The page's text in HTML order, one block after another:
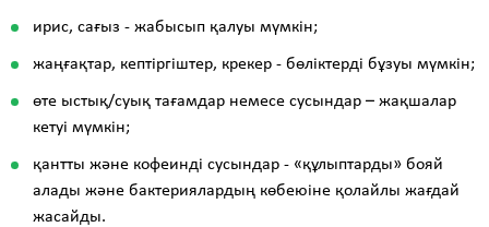
ирис, сағыз - жабысып қалуы мүмкін;
жаңғақтар, кептіргіштер, крекер - бөліктерді бұзуы мүмкін;
өте ыстық/суық тағамдар немесе сусындар – жақшалар
кетуі мүмкін;
қантты және кофеинді сусындар - «құлыптарды» бояй
алады және бактериялардың көбеюіне қолайлы жағдай
жасайды.